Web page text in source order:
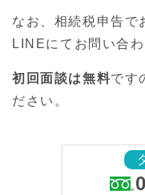
なお、相続税申告で
LINEにてお問い合
初回面談は無料です
ださい。